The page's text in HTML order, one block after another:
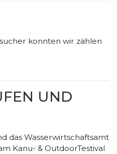
konnten wir zählen
UND
das Wasserwirtschaftsamt
Kanu- & OutdoorTestival